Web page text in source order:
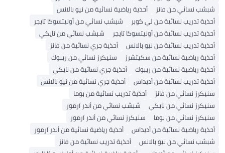
شبشب نسائي من فانز
أحذية رياضية نسائية من نيو بالانس
أحذية تدريب نسائية من لي كوبر
شبشب نسائي من أونيتسوكا تايجر
أحذية تدريب نسائية من أونيتسوكا تايجر
شبشب نسائي من نايكي
أحذية تدريب نسائية من نيو بالانس
أحذية جري نسائية من فانز
أحذية رياضية نسائية من سكيتشرز
سنيكرز نسائي من ريبوك
أحذية رياضية نسائية من ريبوك
أحذية جري نسائية من نايكي
أحذية تدريب نسائية من أديداس
أحذية جري نسائية من نيو بالانس
سنيكرز نسائي من فانز
أحذية تدريب نسائية من بوما
سنيكرز نسائي من نايكي
شبشب نسائي من أندر آرمور
سنيكرز نسائي من بوما
سنيكرز نسائي من أندر آرمور
أحذية رياضية نسائية من أديداس
أحذية رياضية نسائية من أندر آرمور
شبشب نسائي من نيو بالانس
أحذية تدريب نسائية من فانز